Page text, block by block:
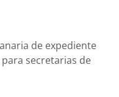
de expediente
secretarias de